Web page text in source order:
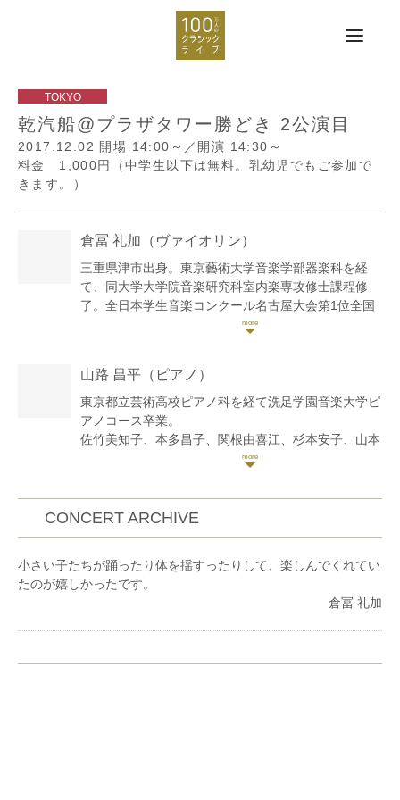
乾汽船@プラザタワー勝どき 2公演目
2017.12.02 開場 14:00～／開演 14:30～
料金 1,000円（中学生以下は無料。乳幼児でもご参加で
きます。）
倉冨 礼加 （ヴァイオリン）
三重県津市出身。東京藝術大学音楽学部器楽科を経
て、同大学大学院音楽研究科室内楽専攻修士課程修
了。全日本学生音楽コンクール名古屋大会第1位全国
大会入賞。ザルツブルク=モーツァルト国際室内楽コ
ェクトQ第13章、小澤国際室内楽アカデミー、小澤征
爾音楽塾ではコンサートミストレスとして参加。北九
州国際音楽祭、東京・春・音楽祭等に出演。東京都交
響楽団、読売日本交響楽団等の都内オーケストラに客
山路 昌平 （ピアノ）
東京都立芸術高校ピアノ科を経て洗足学園音楽大学ピ
アノコース卒業。
佐竹美知子、本多昌子、関根由喜江、杉本安子、山本
ョン奨励賞。
社団法人日本ピアノ調律師協会第11回新人演奏会にて
専門学校非常勤講師。
ブログコンサート予定
https://youtube.com/channel/
CONCERT ARCHIVE
小さい子たちが踊ったり体を揺すったりして、楽しんでくれてい
たのが嬉しかったです。
倉冨 礼加